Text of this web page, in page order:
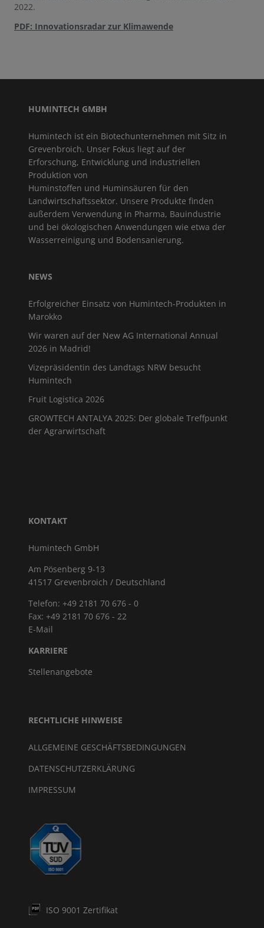
2022.
PDF: Innovationsradar zur Klimawende
HUMINTECH GMBH
Humintech ist ein Biotechunternehmen mit Sitz in
Grevenbroich. Unser Fokus liegt auf der
Erforschung, Entwicklung und industriellen
Produktion von
Huminstoffen und Huminsäuren für den
Landwirtschaftssektor. Unsere Produkte finden
außerdem Verwendung in Pharma, Bauindustrie
und bei ökologischen Anwendungen wie etwa der
Wasserreinigung und Bodensanierung.
NEWS
Erfolgreicher Einsatz von Humintech-Produkten in
Marokko
Wir waren auf der New AG International Annual
2026 in Madrid!
Vizepräsidentin des Landtags NRW besucht
Humintech
Fruit Logistica 2026
GROWTECH ANTALYA 2025: Der globale Treffpunkt
der Agrarwirtschaft
KONTAKT
Humintech GmbH
Am Pösenberg 9-13
41517 Grevenbroich / Deutschland
Telefon: +49 2181 70 676 - 0
Fax: +49 2181 70 676 - 22
E-Mail
KARRIERE
Stellenangebote
RECHTLICHE HINWEISE
ALLGEMEINE GESCHÄFTSBEDINGUNGEN
DATENSCHUTZERKLÄRUNG
IMPRESSUM
ISO 9001 Zertifikat